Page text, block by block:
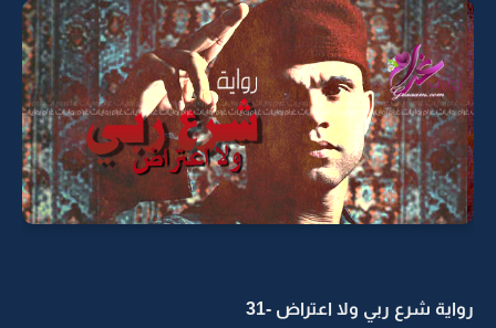
رواية شرع ربي ولا اعتراض -31